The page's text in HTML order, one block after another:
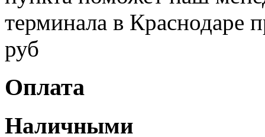
терминала в Краснодаре
руб
Оплата
Наличными